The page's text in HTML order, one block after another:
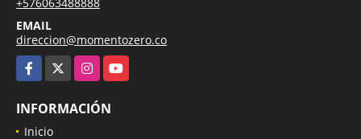
TELÉFONO
+576063488888
EMAIL
direccion@momentozero.co
Facebook
X Instagram
YouTube
INFORMACIÓN